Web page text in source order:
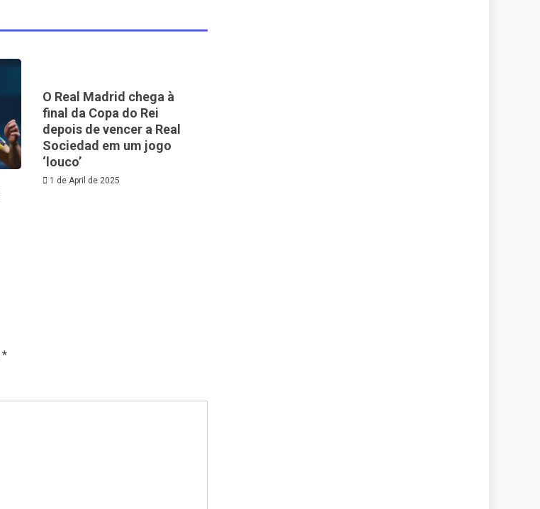
O Real Madrid chega à
final da Copa do Rei
depois de vencer a Real
Sociedad em um jogo
‘louco’
1 de April de 2025
*